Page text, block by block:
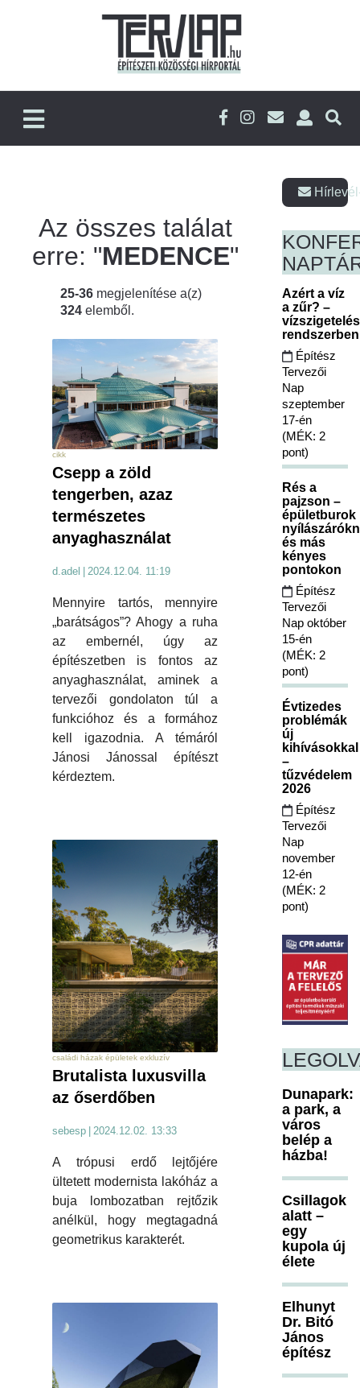
Az összes találat
erre: "MEDENCE"
25-36 megjelenítése a(z)
324 elemből.
cikk
Csepp a zöld
tengerben, azaz
természetes
anyaghasználat
d.adel 2024.12.04. 11:19
Mennyire tartós, mennyire
„barátságos”? Ahogy a ruha
az embernél, úgy az
építészetben is fontos az
anyaghasználat, aminek a
tervezői gondolaton túl a
funkcióhoz és a formához
kell igazodnia. A témáról
Jánosi Jánossal építészt
kérdeztem.
családi házak épületek exkluzív
Brutalista luxusvilla
az őserdőben
sebesp | 2024.12.02. 13:33
A trópusi erdő lejtőjére
ültetett modernista lakóház a
buja lombozatban rejtőzik
anélkül, hogy megtagadná
geometrikus karakterét.
Azért a víz
a zűr? –
Építész
Tervezői
Nap
szeptember
17-én
(MÉK: 2
pont)
Rés a
pajzson –
épületburok
és más
kényes
pontokon
Építész
Tervezői
Nap október
15-én
(MÉK: 2
pont)
Évtizedes
problémák
új
kihívásokkal
–
tűzvédelem
2026
Építész
Tervezői
Nap
november
12-én
(MÉK: 2
pont)
Dunapark:
a park, a
város
belép a
házba!
Csillagok
alatt –
egy
kupola új
élete
Elhunyt
Dr. Bitó
János
építész